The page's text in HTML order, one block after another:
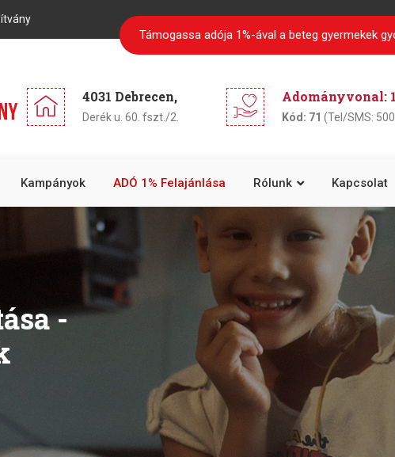
Támogassa adója 1%-ával a beteg gyermekek
4031 Debrecen,
Derék u. 60. fszt./2.
Adományvonal:
Kód: 71 (Tel/SMS:
Kampányok ADÓ 1% Felajánlása Rólunk Kapcsolat
-